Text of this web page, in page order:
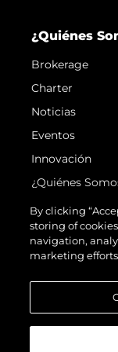
¿Quiénes
Brokerage
Charter
Noticias
Eventos
Innovación
¿Quiénes
El Equipo
Estilo De Vida
Historia
By clicking
storing of
navigation,
marketing